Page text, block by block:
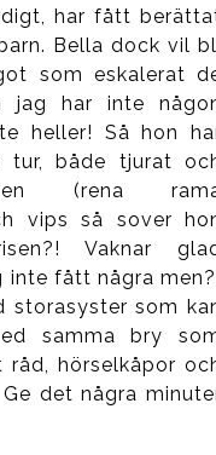
har fått
Bella dock vil
som eskalerat
jag har inte
heller! Så hon
både tjurat
(rena
vips så sover
Vaknar
inte fått några
storasyster som
samma bry
hörselkåpor
det några